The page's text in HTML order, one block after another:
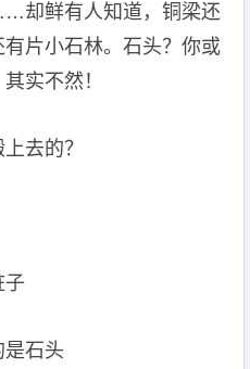
却鲜有人知道，铜梁还
片小石林。石头？你或
实不然！
去的？
子
石头